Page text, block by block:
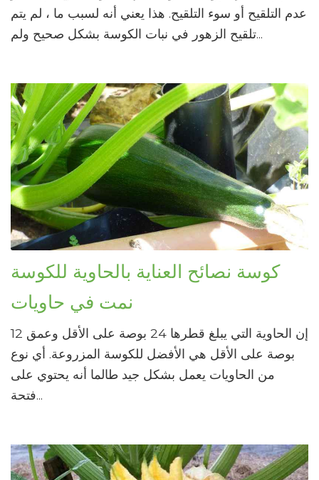
عدم التلقيح أو سوء التلقيح. هذا يعني أنه لسبب ما ، لم يتم
تلقيح الزهور في نبات الكوسة بشكل صحيح ولم...
كوسة نصائح العناية بالحاوية للكوسة
نمت في حاويات
إن الحاوية التي يبلغ قطرها 24 بوصة على الأقل وعمق 12
بوصة على الأقل هي الأفضل للكوسة المزروعة. أي نوع
من الحاويات يعمل بشكل جيد طالما أنه يحتوي على
فتحة...